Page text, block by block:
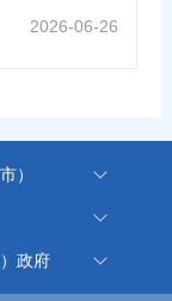
2026-06-26
）
政府